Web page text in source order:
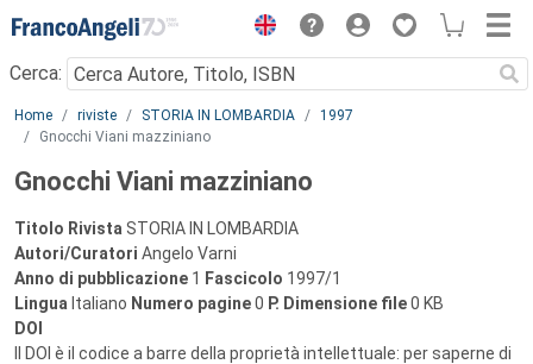
Menu
Cerca:
Main content
Home riviste STORIA IN LOMBARDIA
1997
Gnocchi Viani mazziniano
Gnocchi Viani mazziniano
Titolo Rivista STORIA IN LOMBARDIA
Autori/Curatori Angelo Varni
Anno di pubblicazione 1 Fascicolo 1997/1
Lingua Italiano Numero pagine0 P. Dimensione file0 KB
DOI
Il DOI è il codice a barre della proprietà intellettuale: per saperne di